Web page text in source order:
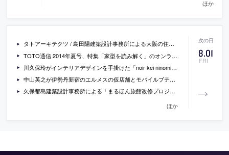
ほか
8.01
FRI
タトアーキテクツ / 島田陽建築設計事務所による大阪の住宅「石切の住居」の動画
TOTO通信 2014年夏号、特集「家型を読み解く」のオンライン版
川久保玲がインテリアデザインを手掛けた「noir kei ninomiya」のポップアップストアの写真
中山英之が伊勢丹新宿のエルメスの仮店舗とモバイルブティックの空間構成を手掛ける事に
久保都島建築設計事務所による「まるほん旅館改修プロジェクト」の模型写真とレポートなど
ほか